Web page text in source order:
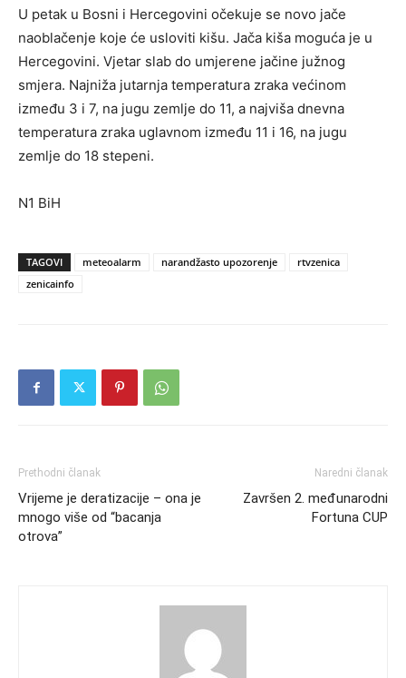
U petak u Bosni i Hercegovini očekuje se novo jače
naoblačenje koje će usloviti kišu. Jača kiša moguća je u
Hercegovini. Vjetar slab do umjerene jačine južnog
smjera. Najniža jutarnja temperatura zraka većinom
između 3 i 7, na jugu zemlje do 11, a najviša dnevna
temperatura zraka uglavnom između 11 i 16, na jugu
zemlje do 18 stepeni.
N1 BiH
TAGOVI meteoalarm narandžasto upozorenje
rtvzenica
zenicainfo
Prethodni članak
Vrijeme je deratizacije – ona je
mnogo više od “bacanja
otrova”
Naredni članak
Završen 2. međunarodni
Fortuna CUP